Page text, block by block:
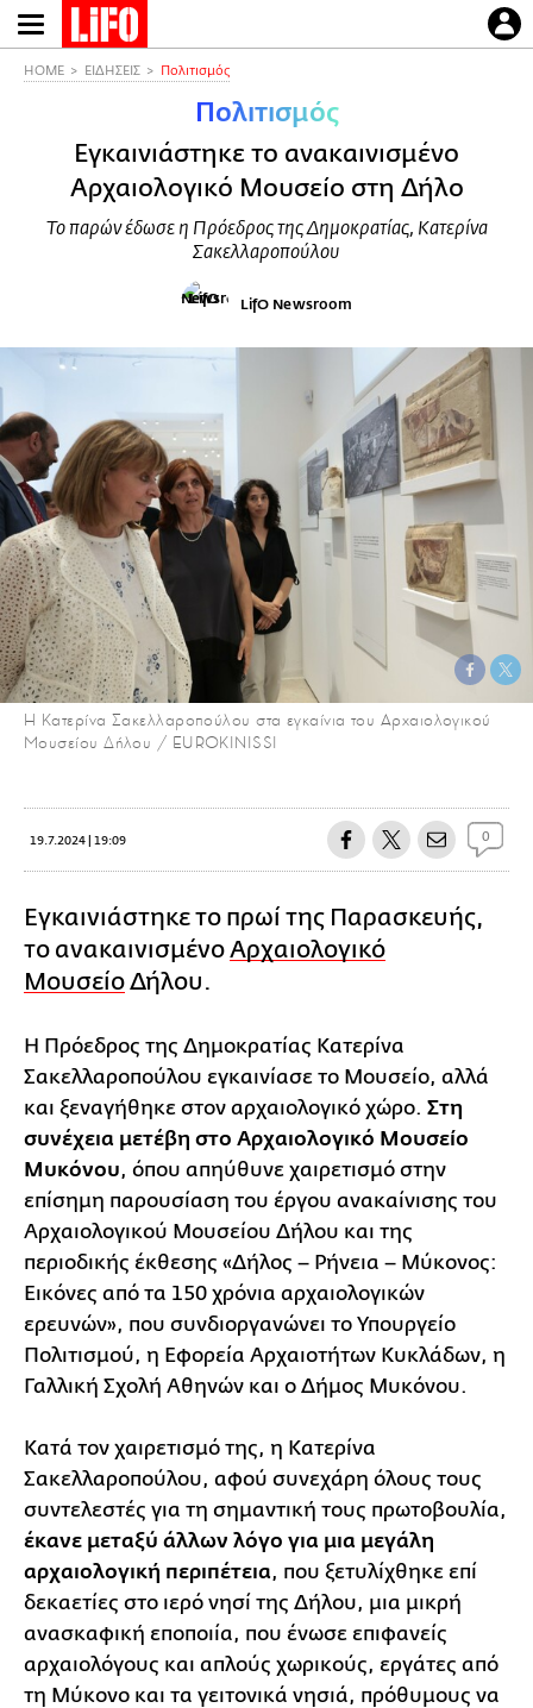
Παράκαμψη
προς
HOME ΕΙΔΗΣΕΙΣ Πολιτισμός
Πολιτισμός
Εγκαινιάστηκε το ανακαινισμένο
Αρχαιολογικό Μουσείο στη Δήλο
Το παρών έδωσε η Πρόεδρος της Δημοκρατίας, Κατερίνα
Σακελλαροπούλου
LifO Newsroom
Η Κατερίνα Σακελλαροπούλου στα εγκαίνια του Αρχαιολογικού
Μουσείου Δήλου / EUROKINISSI
19.7.2024 | 19:09 0
Εγκαινιάστηκε το πρωί της Παρασκευής,
το ανακαινισμένοΑρχαιολογικό
ΜουσείοΔήλου.
Η Πρόεδρος της Δημοκρατίας Κατερίνα
Σακελλαροπούλου εγκαινίασε το Μουσείο, αλλά
και ξεναγήθηκε στον αρχαιολογικό χώρο. Στη
συνέχεια μετέβη στο Αρχαιολογικό Μουσείο
Μυκόνου, όπου απηύθυνε χαιρετισμό στην
επίσημη παρουσίαση του έργου ανακαίνισης του
Αρχαιολογικού Μουσείου Δήλου και της
περιοδικής έκθεσης «Δήλος – Ρήνεια – Μύκονος:
Εικόνες από τα 150 χρόνια αρχαιολογικών
ερευνών», που συνδιοργανώνει το Υπουργείο
Πολιτισμού, η Εφορεία Αρχαιοτήτων Κυκλάδων, η
Γαλλική Σχολή Αθηνών και ο Δήμος Μυκόνου.
Κατά τον χαιρετισμό της, η Κατερίνα
Σακελλαροπούλου, αφού συνεχάρη όλους τους
συντελεστές για τη σημαντική τους πρωτοβουλία,
έκανε μεταξύ άλλων λόγο για μια μεγάλη
αρχαιολογική περιπέτεια, που ξετυλίχθηκε επί
δεκαετίες στο ιερό νησί της Δήλου, μια μικρή
ανασκαφική εποποιία, που ένωσε επιφανείς
αρχαιολόγους και απλούς χωρικούς, εργάτες από
τη Μύκονο και τα γειτονικά νησιά, πρόθυμους να